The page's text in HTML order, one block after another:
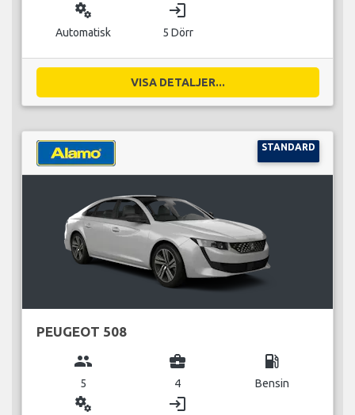
miscellaneous_services
Automatisk
login
5 Dörr
VISA DETALJER...
STANDARD
PEUGEOT 508
group
5
business_center
4
local_gas_station
Bensin
miscellaneous_services login